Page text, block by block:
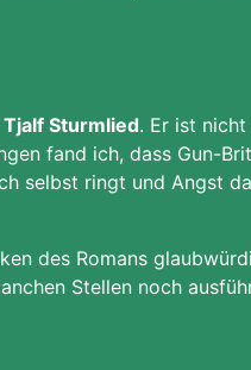
Tjalf Sturmlied. Er ist
fand ich, dass Gun-
selbst ringt und Angst
des Romans
Stellen noch